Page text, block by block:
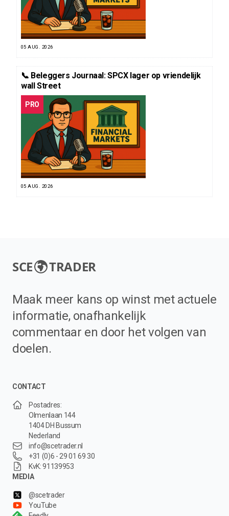
05 AUG. 2026
📞 Beleggers Journaal: SPCX lager op vriendelijk
wall Street
PRO
05 AUG. 2026
SCE TRADER
Maak meer kans op winst met actuele
informatie, onafhankelijk
commentaar en door het volgen van
doelen.
CONTACT
Postadres:
Olmenlaan 144
1404 DH Bussum
Nederland
info@scetrader.nl
+31 (0)6 - 29 01 69 30
KvK: 91139953
MEDIA
@scetrader
YouTube